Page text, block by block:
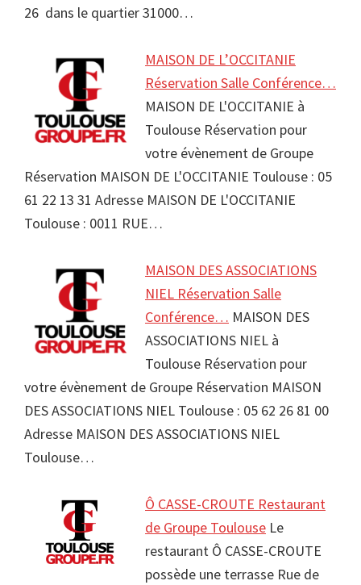
26 dans le quartier 31000…
MAISON DE L’OCCITANIE
Réservation Salle Conférence…
MAISON DE L'OCCITANIE à
Toulouse Réservation pour
votre évènement de Groupe
Réservation MAISON DE L'OCCITANIE Toulouse : 05
61 22 13 31 Adresse MAISON DE L'OCCITANIE
Toulouse : 0011 RUE…
MAISON DES ASSOCIATIONS
NIEL Réservation Salle
Conférence… MAISON DES
ASSOCIATIONS NIEL à
Toulouse Réservation pour
votre évènement de Groupe Réservation MAISON
DES ASSOCIATIONS NIEL Toulouse : 05 62 26 81 00
Adresse MAISON DES ASSOCIATIONS NIEL
Toulouse…
Ô CASSE-CROUTE Restaurant
de Groupe Toulouse Le
restaurant Ô CASSE-CROUTE
possède une terrasse Rue de